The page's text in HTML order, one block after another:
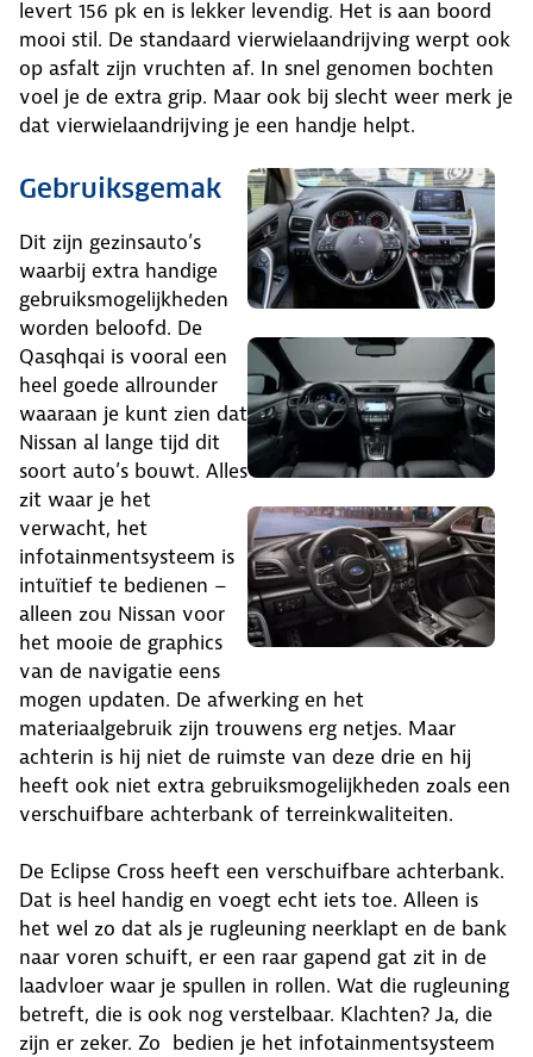
levert 156 pk en is lekker levendig. Het is aan boord
mooi stil. De standaard vierwielaandrijving werpt ook
op asfalt zijn vruchten af. In snel genomen bochten
voel je de extra grip. Maar ook bij slecht weer merk je
dat vierwielaandrijving je een handje helpt.
Gebruiksgemak
Dit zijn gezinsauto’s
waarbij extra handige
gebruiksmogelijkheden
worden beloofd. De
Qasqhqai is vooral een
heel goede allrounder
waaraan je kunt zien dat
Nissan al lange tijd dit
soort auto’s bouwt. Alles
zit waar je het
verwacht, het
infotainmentsysteem is
intuïtief te bedienen –
alleen zou Nissan voor
het mooie de graphics
van de navigatie eens
mogen updaten. De afwerking en het
materiaalgebruik zijn trouwens erg netjes. Maar
achterin is hij niet de ruimste van deze drie en hij
heeft ook niet extra gebruiksmogelijkheden zoals een
verschuifbare achterbank of terreinkwaliteiten.
De Eclipse Cross heeft een verschuifbare achterbank.
Dat is heel handig en voegt echt iets toe. Alleen is
het wel zo dat als je rugleuning neerklapt en de bank
naar voren schuift, er een raar gapend gat zit in de
laadvloer waar je spullen in rollen. Wat die rugleuning
betreft, die is ook nog verstelbaar. Klachten? Ja, die
zijn er zeker. Zo bedien je het infotainmentsysteem